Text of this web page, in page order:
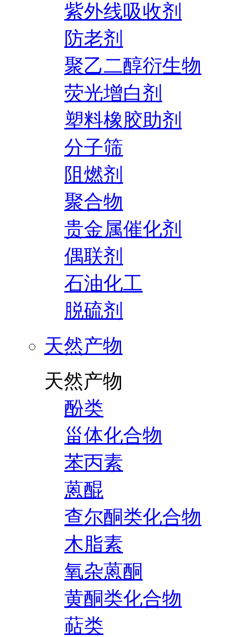
紫外线吸收剂
防老剂
聚乙二醇衍生物
荧光增白剂
塑料橡胶助剂
分子筛
阻燃剂
聚合物
贵金属催化剂
偶联剂
石油化工
脱硫剂
天然产物
天然产物
酚类
甾体化合物
苯丙素
蒽醌
查尔酮类化合物
木脂素
氧杂蒽酮
黄酮类化合物
萜类